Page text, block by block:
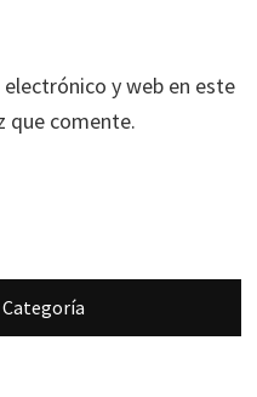
y web en este
que comente.
Categoría